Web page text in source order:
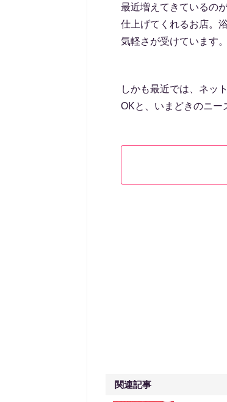
最近増えてきているの
仕上げてくれるお店。
気軽さが受けています。
しかも最近では、ネッ
OKと、いまどきのニー
関連記事